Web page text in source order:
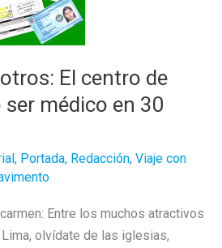
El centro de
médico en 30
, Portada, Redacción, Viaje con
Entre los muchos atractivos
olvídate de las iglesias,